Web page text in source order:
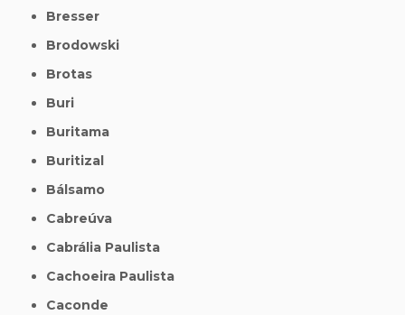
Bresser
Brodowski
Brotas
Buri
Buritama
Buritizal
Bálsamo
Cabreúva
Cabrália Paulista
Cachoeira Paulista
Caconde